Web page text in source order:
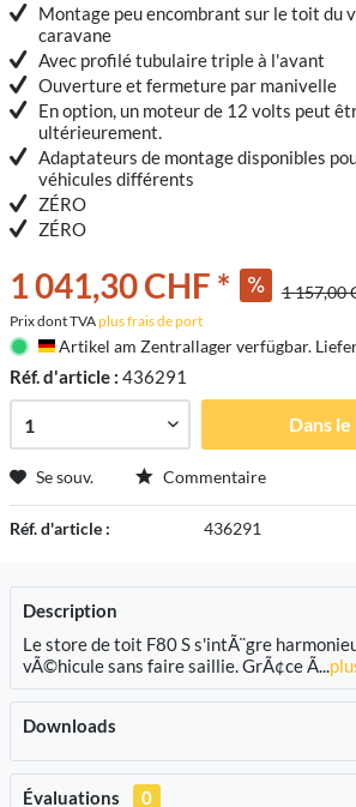
Montage peu encombrant sur le toit du
caravane
Avec profilé tubulaire triple à l'avant
Ouverture et fermeture par manivelle
En option, un moteur de 12 volts peut
ultérieurement.
Adaptateurs de montage disponibles
véhicules différents
ZÉRO
ZÉRO
1 041,30 CHF * 1 157,00
Prix dont TVAplus frais de port
Deutschland
Artikel am Zentrallager verfügbar.
Réf. d'article : 436291
Dans
Se souv. Commentaire
Réf. d'article : 436291
Description
Le store de toit F80 S s'intÃ¨gre
vÃ©hicule sans faire saillie. GrÃ¢ce Ã...
Downloads
Évaluations
0